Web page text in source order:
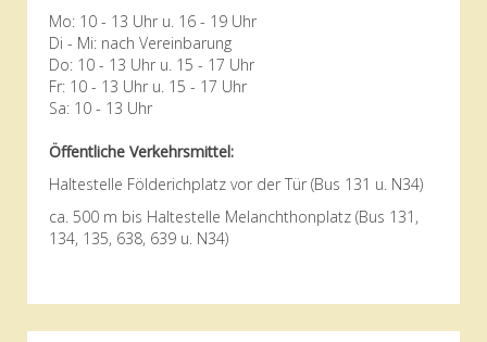
Mo: 10 - 13 Uhr u. 16 - 19 Uhr
Di - Mi: nach Vereinbarung
Do: 10 - 13 Uhr u. 15 - 17 Uhr
Fr: 10 - 13 Uhr u. 15 - 17 Uhr
Sa: 10 - 13 Uhr
Öffentliche Verkehrsmittel:
Haltestelle Földerichplatz vor der Tür (Bus 131 u. N34)
ca. 500 m bis Haltestelle Melanchthonplatz (Bus 131,
134, 135, 638, 639 u. N34)